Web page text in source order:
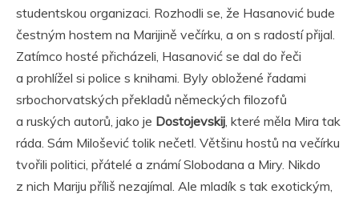
studentskou organizaci. Rozhodli se, že Hasanović bude
čestným hostem na Marijině večírku, a on s radostí přijal.
Zatímco hosté přicházeli, Hasanović se dal do řeči
a prohlížel si police s knihami. Byly obložené řadami
srbochorvatských překladů německých filozofů
a ruských autorů, jako je Dostojevskij , které měla Mira tak
ráda. Sám Milošević tolik nečetl. Většinu hostů na večírku
tvořili politici, přátelé a známí Slobodana a Miry. Nikdo
z nich Mariju příliš nezajímal. Ale mladík s tak exotickým,